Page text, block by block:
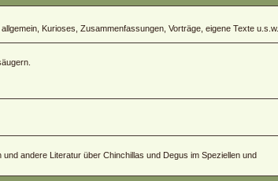
Kurioses, Zusammenfassungen, Vorträge, eigene Texte u.s.w.
andere Literatur über Chinchillas und Degus im Speziellen und